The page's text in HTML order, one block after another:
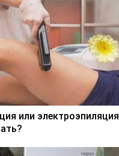
или электроэпиляция